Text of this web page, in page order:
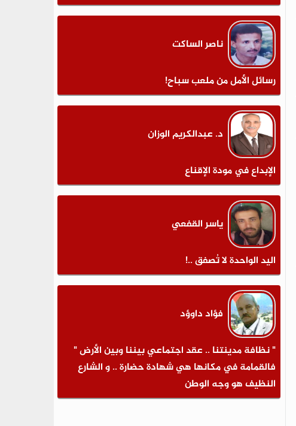
ناصر الساكت
رسائل الأمل من ملعب سباح!
د. عبدالكريم الوزان
الإبداع في مودة الإقناع
ياسر القفعي
اليد الواحدة لا تُصفق ..!
فؤاد داوؤد
" نظافة مدينتنا .. عقد اجتماعي بيننا وبين الأرض "
فالقمامة في مكانها هي شهادة حضارة .. و الشارع
النظيف هو وجه الوطن